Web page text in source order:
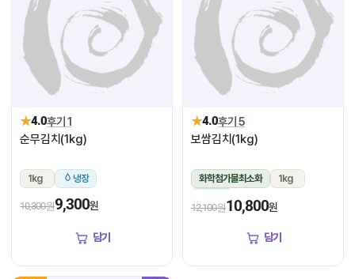
★4.0후기 1
순무김치(1kg)
1kg 냉장
10,300원9,300원
담기
★4.0후기 5
보쌈김치(1kg)
화학첨가물최소화
1kg
12,100원10,800원
담기